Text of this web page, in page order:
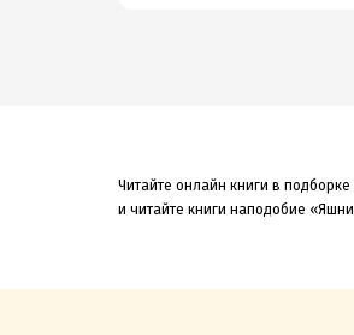
Читайте онлайн книги в
и читайте книги наподобие